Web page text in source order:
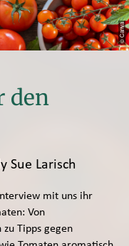
© Canva
den
Sue Larisch
mit uns ihr
Von
Tipps gegen